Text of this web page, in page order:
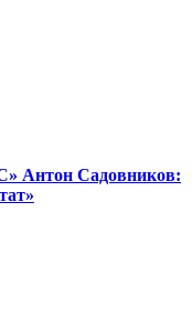
Антон Садовников: